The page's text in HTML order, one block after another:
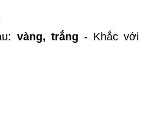
vàng, trắng - Khắc với